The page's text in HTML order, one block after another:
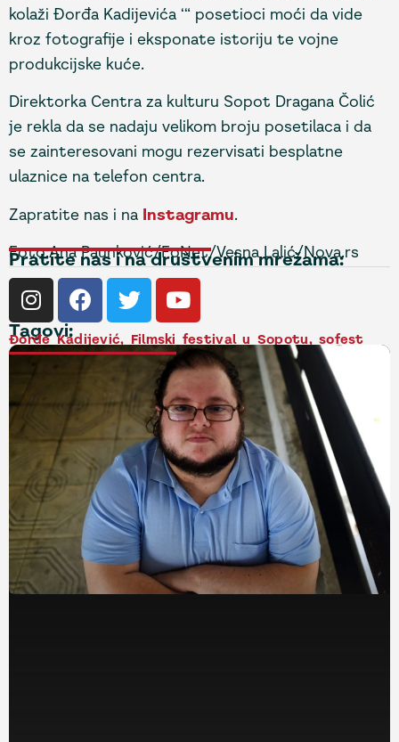
kolaži Đorđa Kadijevića ‘“ posetioci moći da vide
kroz fotografije i eksponate istoriju te vojne
produkcijske kuće.
Direktorka Centra za kulturu Sopot Dragana Čolić
je rekla da se nadaju velikom broju posetilaca i da
se zainteresovani mogu rezervisati besplatne
ulaznice na telefon centra.
Zapratite nas i na Instagramu.
Foto:Ana Paunković/FoNet/Vesna Lalić/Nova.rs
Pratite nas i na društvenim mrežama:
Tagovi:
Đorđe Kadijević, Filmski festival u Sopotu, sofest
NAJNOVIJE VESTI